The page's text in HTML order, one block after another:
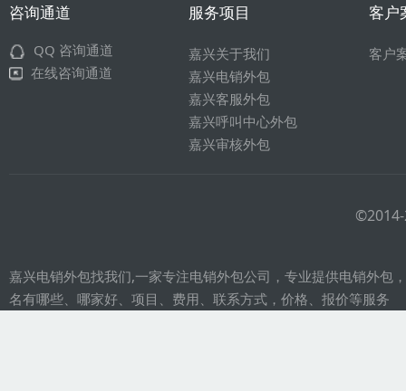
咨询通道
QQ 咨询通道
在线咨询通道
服务项目
嘉兴关于我们
嘉兴电销外包
嘉兴客服外包
嘉兴呼叫中心外包
嘉兴审核外包
客户
客户
嘉兴电销外包找我们,一家专注电销外包公司，专业提供电销外包
名有哪些、哪家好、项目、费用、联系方式，价格、报价等服务